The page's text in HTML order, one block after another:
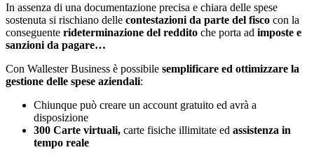
In assenza di una documentazione precisa e chiara delle spese
sostenuta si rischiano delle contestazioni da parte del fisco con la
conseguente rideterminazione del reddito che porta ad imposte e
sanzioni da pagare…
Con Wallester Business è possibile semplificare ed ottimizzare la
gestione delle spese aziendali:
Chiunque può creare un account gratuito ed avrà a
disposizione
300 Carte virtuali, carte fisiche illimitate ed assistenza in
tempo reale